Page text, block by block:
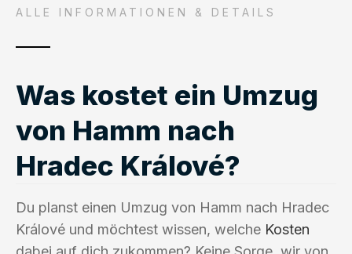
ALLE INFORMATIONEN & DETAILS
Was kostet ein Umzug
von Hamm nach
Hradec Králové?
Du planst einen Umzug von Hamm nach Hradec
Králové und möchtest wissen, welche Kosten